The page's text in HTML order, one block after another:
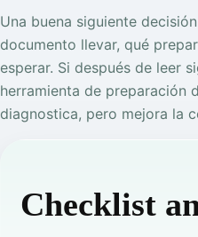
Una buena siguiente
documento llevar, qué
esperar. Si después de leer
herramienta de preparación
diagnostica, pero mejora la
Checklist